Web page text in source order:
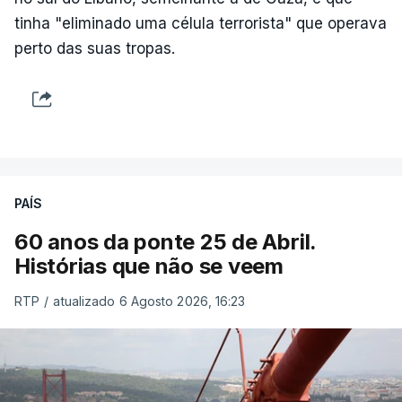
tinha "eliminado uma célula terrorista" que operava
perto das suas tropas.
PAÍS
60 anos da ponte 25 de Abril.
Histórias que não se veem
RTP / atualizado 6 Agosto 2026, 16:23